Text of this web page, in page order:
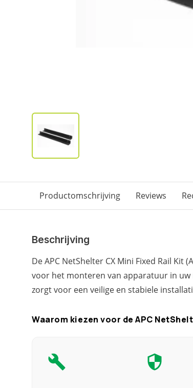
Productomschrijving Reviews
Beschrijving
De APC NetShelter CX Mini Fixed Rail Kit
voor het monteren van apparatuur in uw
zorgt voor een veilige en stabiele
Waarom kiezen voor de APC